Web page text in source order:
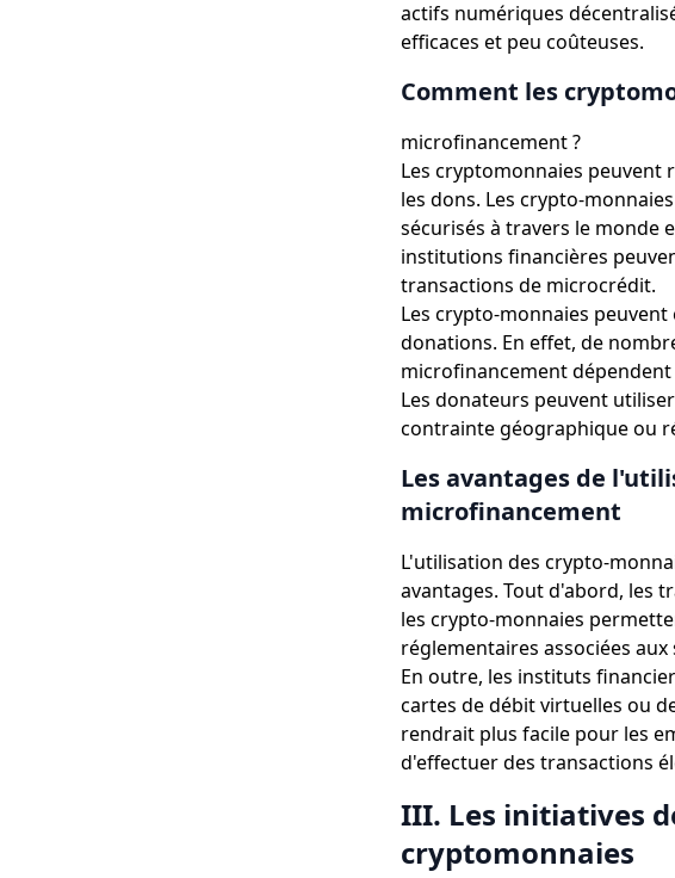
actifs numériques
efficaces et peu coûteuses.
Comment les
microfinancement ?
Les cryptomonnaies
les dons. Les crypto-
sécurisés à travers le monde
institutions financières
transactions de microcrédit.
Les crypto-monnaies
donations. En effet, de
microfinancement
Les donateurs peuvent
contrainte géographique ou
Les avantages de
microfinancement
L'utilisation des crypto-
avantages. Tout d'abord, les
les crypto-monnaies
réglementaires associées
En outre, les instituts
cartes de débit virtuelles ou
rendrait plus facile pour les
d'effectuer des transactions
III. Les initiatives
cryptomonnaies